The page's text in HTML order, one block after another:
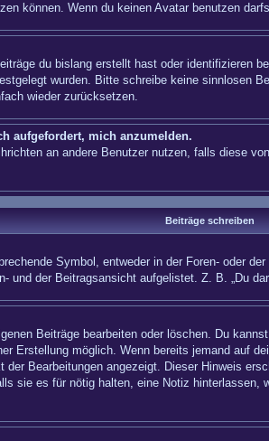
können. Wenn du keinen Avatar benutzen
du bislang erstellt hast oder identifizieren
wurden. Bitte schreibe keine sinnlosen
wieder zurücksetzen.
aufgefordert, mich anzumelden.
an andere Benutzer nutzen, falls diese
Beiträge schreiben
Symbol, entweder in der Foren- oder
der Beitragsansicht aufgelistet. Z. B. „Du
Beiträge bearbeiten oder löschen. Du
Erstellung möglich. Wenn bereits jemand auf
Bearbeitungen angezeigt. Dieser Hinweis
sie es für nötig halten, eine Notiz